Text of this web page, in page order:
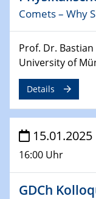
18.03.2025 -
Elektrolyse/
21.03.2025
EIC Pathfinder
deep-tech R&D
2nd ACAMEC
2nd Advanced
Conversion
Comets – Why
Prof. Dr.
University of
Details
15.01.2025
16:00 Uhr
GDCh